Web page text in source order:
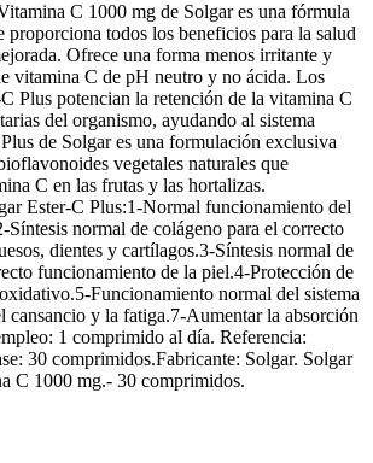
C 1000 mg de Solgar es una fórmula
proporciona todos los beneficios para la salud
Ofrece una forma menos irritante y
vitamina C de pH neutro y no ácida. Los
Plus potencian la retención de la vitamina C
del organismo, ayudando al sistema
de Solgar es una formulación exclusiva
vegetales naturales que
C en las frutas y las hortalizas.
Ester-C Plus:1-Normal funcionamiento del
Síntesis normal de colágeno para el correcto
dientes y cartílagos.3-Síntesis normal de
funcionamiento de la piel.4-Protección de
Funcionamiento normal del sistema
cansancio y la fatiga.7-Aumentar la absorción
1 comprimido al día. Referencia:
30 comprimidos.Fabricante: Solgar. Solgar
C 1000 mg.- 30 comprimidos.